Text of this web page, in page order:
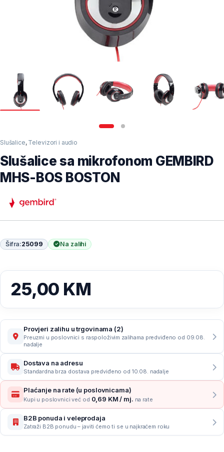
Slušalice, Televizori i audio
Slušalice sa mikrofonom GEMBIRD
MHS-BOS BOSTON
Šifra:25099 Na zalihi
25,00 KM
Provjeri zalihu u trgovinama (2)
Preuzmi u poslovnici s raspoloživim zalihama predviđeno od 09.08.
nadalje
Dostava na adresu
Standardna brza dostava predviđeno od 10.08. nadalje
Plaćanje na rate (u poslovnicama)
Kupi u poslovnici već od 0,69 KM / mj. na rate
B2B ponuda i veleprodaja
Zatraži B2B ponudu – javiti ćemo ti se u najkraćem roku